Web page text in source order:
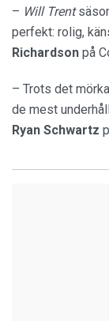
– Will Trent
perfekt: rolig,
Richardson på
– Trots det
de mest
Ryan Schwartz